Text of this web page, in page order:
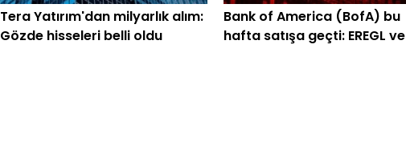
Tera Yatırım'dan milyarlık alım:
Gözde hisseleri belli oldu
Bank of America (BofA) bu
hafta satışa geçti: EREGL ve